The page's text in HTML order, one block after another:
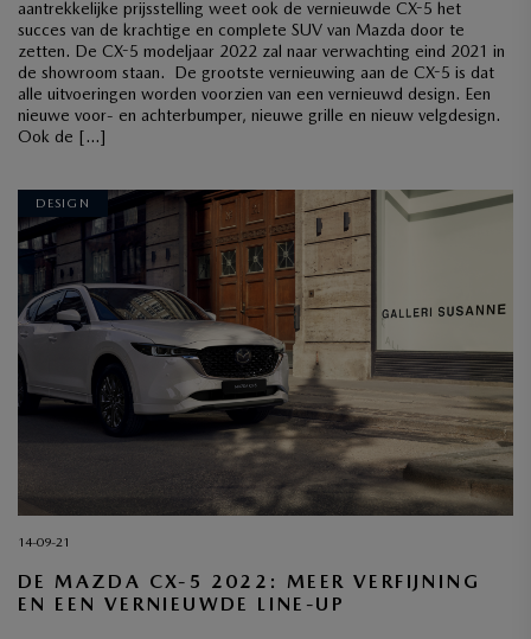
aantrekkelijke prijsstelling weet ook de vernieuwde CX-5 het
succes van de krachtige en complete SUV van Mazda door te
zetten. De CX-5 modeljaar 2022 zal naar verwachting eind 2021 in
de showroom staan. De grootste vernieuwing aan de CX-5 is dat
alle uitvoeringen worden voorzien van een vernieuwd design. Een
nieuwe voor- en achterbumper, nieuwe grille en nieuw velgdesign.
Ook de […]
DESIGN
14-09-21
DE MAZDA CX-5 2022: MEER VERFIJNING
EN EEN VERNIEUWDE LINE-UP